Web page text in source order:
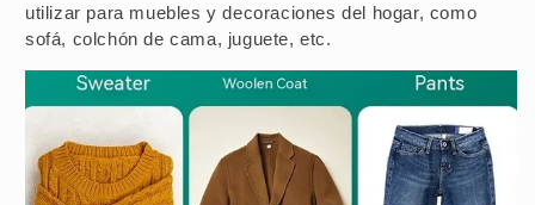
utilizar para muebles y decoraciones del hogar, como
sofá, colchón de cama, juguete, etc.